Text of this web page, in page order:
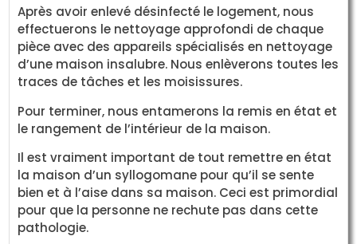
Après avoir enlevé désinfecté le logement, nous
effectuerons le nettoyage approfondi de chaque
pièce avec des appareils spécialisés en nettoyage
d’une maison insalubre. Nous enlèverons toutes les
traces de tâches et les moisissures.
Pour terminer, nous entamerons la remis en état et
le rangement de l’intérieur de la maison.
Il est vraiment important de tout remettre en état
la maison d’un syllogomane pour qu’il se sente
bien et à l’aise dans sa maison. Ceci est primordial
pour que la personne ne rechute pas dans cette
pathologie.